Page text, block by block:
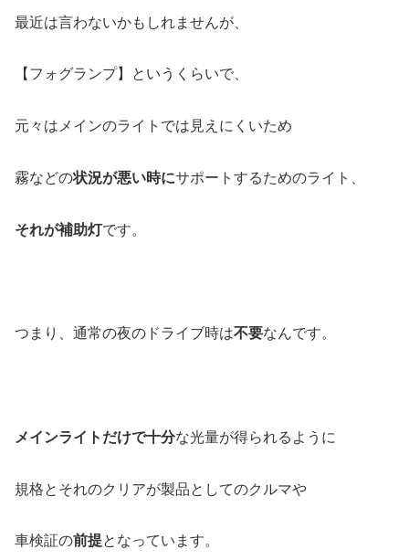
最近は言わないかもしれませんが、
【フォグランプ】というくらいで、
元々はメインのライトでは見えにくいため
霧などの状況が悪い時にサポートするためのライト、
それが補助灯です。
つまり、通常の夜のドライブ時は不要なんです。
メインライトだけで十分な光量が得られるように
規格とそれのクリアが製品としてのクルマや
車検証の前提となっています。